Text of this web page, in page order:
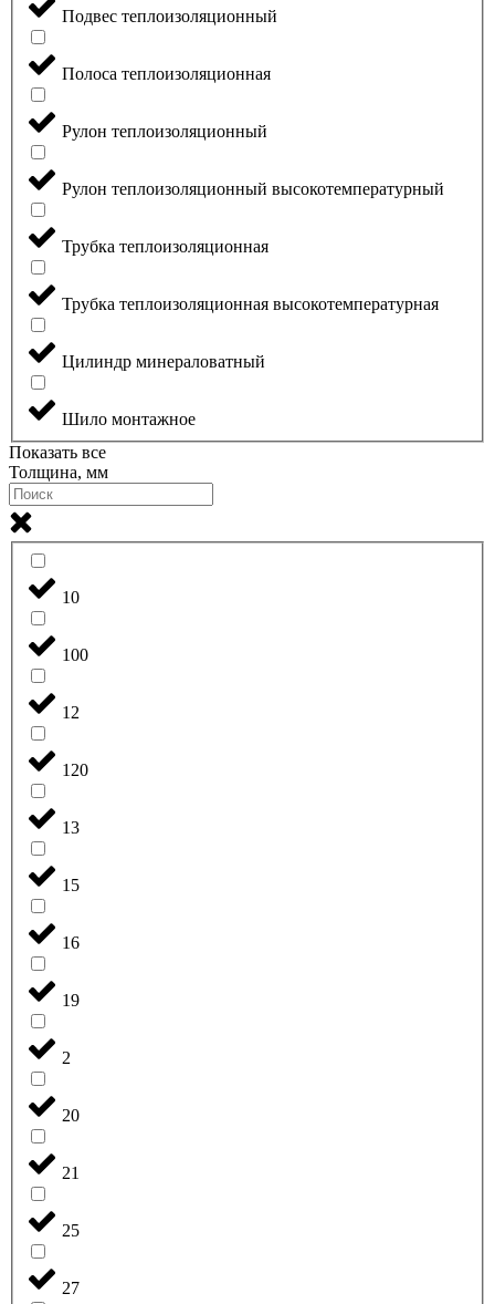
Подвес теплоизоляционный
Полоса теплоизоляционная
Рулон теплоизоляционный
Рулон теплоизоляционный высокотемпературный
Трубка теплоизоляционная
Трубка теплоизоляционная высокотемпературная
Цилиндр минераловатный
Шило монтажное
Показать все
Толщина, мм
10
100
12
120
13
15
16
19
2
20
21
25
27